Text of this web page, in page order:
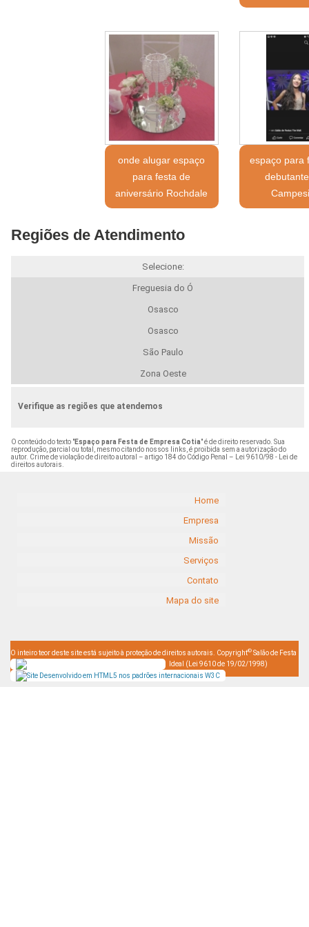
onde alugar espaço
para festa de
aniversário Rochdale
espaço para
Regiões de Atendimento
Selecione:
Freguesia do Ó
Osasco
Osasco
São Paulo
Zona Oeste
Verifique as regiões que atendemos
O conteúdo do texto "Espaço para Festa de Empresa Cotia" é de direito reservado. Sua
reprodução, parcial ou total, mesmo citando nossos links, é proibida sem a autorização do
autor. Crime de violação de direito autoral – artigo 184 do Código Penal – Lei 9610/98 - Lei de
direitos autorais.
Home
Empresa
Missão
Serviços
Contato
Mapa do site
O inteiro teor deste site está sujeito à proteção de direitos autorais. Copyright© Salão de Festa
Ideal (Lei 9610 de 19/02/1998)